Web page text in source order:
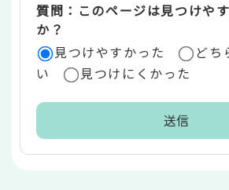
質問：このページは見つけや
か？
見つけやすかった
どち
い
見つけにくかった